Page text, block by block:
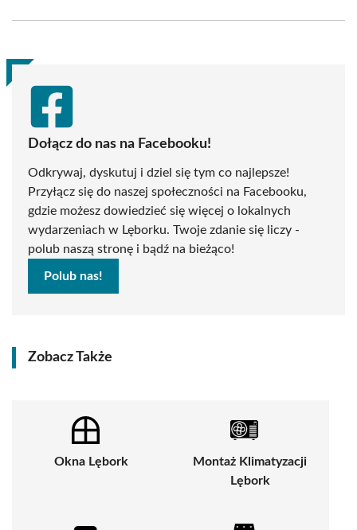
(Twitter)
Dołącz do nas na Facebooku!
Odkrywaj, dyskutuj i dziel się tym co najlepsze!
Przyłącz się do naszej społeczności na Facebooku,
gdzie możesz dowiedzieć się więcej o lokalnych
wydarzeniach w Lęborku. Twoje zdanie się liczy -
polub naszą stronę i bądź na bieżąco!
Polub nas!
Zobacz Także
Okna Lębork
Montaż Klimatyzacji
Lębork